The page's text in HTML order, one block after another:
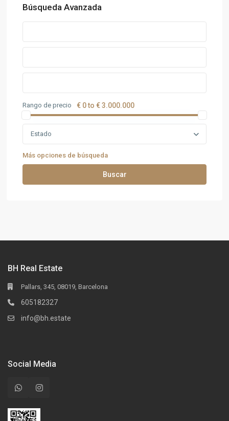
Búsqueda Avanzada
Rango de precio € 0 to € 3.000.000
Estado
Más opciones de búsqueda
Buscar
BH Real Estate
Pallars, 345, 08019, Barcelona
605182327
info@bh.estate
Social Media